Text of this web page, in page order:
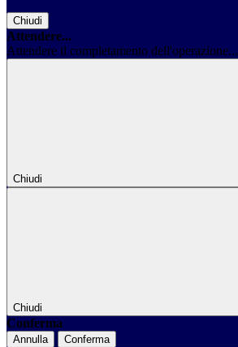
Chiudi
Attendere...
Attendere il completamento dell'operazione...
Chiudi
Chiudi
Conferma
Annulla Conferma